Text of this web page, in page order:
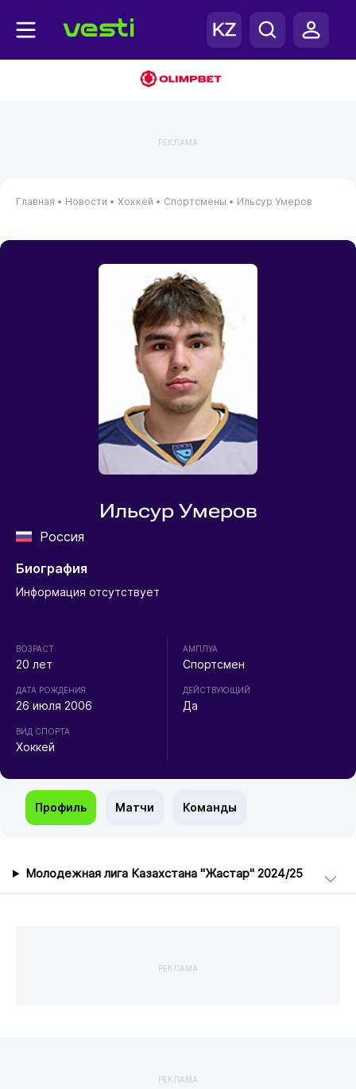
РЕКЛАМА
Главная • Новости • Хоккей • Спортсмены • Ильсур Умеров
Ильсур Умеров
Россия
Биография
Информация отсутствует
ВОЗРАСТ
20 лет
ДАТА РОЖДЕНИЯ
26 июля 2006
ВИД СПОРТА
Хоккей
АМПЛУА
Спортсмен
ДЕЙСТВУЮЩИЙ
Да
Профиль Матчи Команды
Молодежная лига Казахстана "Жастар" 2024/25
РЕКЛАМА
РЕКЛАМА